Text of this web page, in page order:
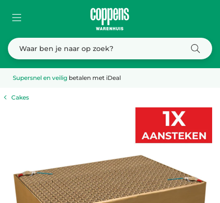
Supersnel en veilig betalen met iDeal
Cakes